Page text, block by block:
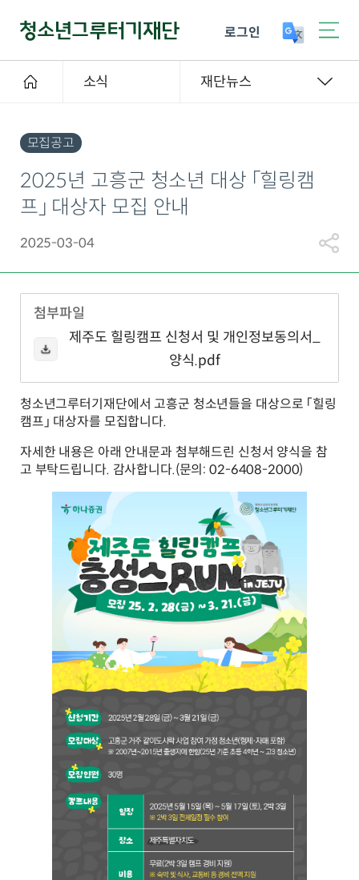
로그인
소식 재단뉴스
모집공고
2025년 고흥군 청소년 대상 「힐링캠
프」 대상자 모집 안내
2025-03-04
첨부파일
제주도 힐링캠프 신청서 및 개인정보동의서_
양식.pdf
청소년그루터기재단에서 고흥군 청소년들을 대상으로 「힐링
캠프」 대상자를 모집합니다.
자세한 내용은 아래 안내문과 첨부해드린 신청서 양식을 참
고 부탁드립니다. 감사합니다.(문의: 02-6408-2000)